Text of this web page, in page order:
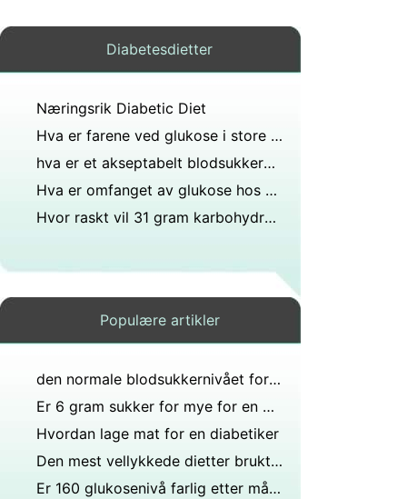
Diabetesdietter
Næringsrik Diabetic Diet
Hva er farene ved glukose i store doser
hva er et akseptabelt blodsukkerområde innen to timer etter et måltid?
Hva er omfanget av glukose hos nyfødte?
Hvor raskt vil 31 gram karbohydrater i en banan gi lavt blodsukker 38?
Populære artikler
den normale blodsukkernivået for 50 år?
Er 6 gram sukker for mye for en diabetiker?
Hvordan lage mat for en diabetiker
Den mest vellykkede dietter brukt av diabetikere
Er 160 glukosenivå farlig etter måltid?